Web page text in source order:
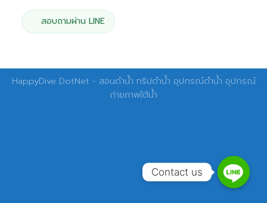
฿2,230.00.฿2,007.00.
สอบถามผ่าน LINE
HappyDive DotNet - สอนดำน้ำ ทริปดำน้ำ อุปกรณ์ดำน้ำ อุปกรณ์
ถ่ายภาพใต้น้ำ
Contact us